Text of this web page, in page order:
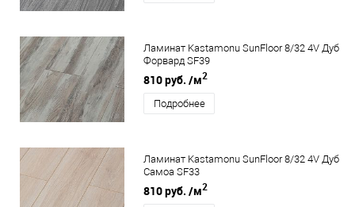
Ламинат Kastamonu SunFloor 8/32 4V Дуб
Форвард SF39
810 руб. /м2
Подробнее
Ламинат Kastamonu SunFloor 8/32 4V Дуб
Самоа SF33
810 руб. /м2